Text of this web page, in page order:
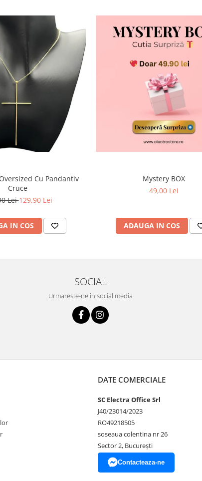
Cu Pandantiv
Cruce
Lei129,90 Lei
IN COS
Mystery BOX
49,00 Lei
ADAUGA IN COS
SOCIAL
Urmareste-ne in social media
DATE COMERCIALE
SC Electra Office Srl
J40/23014/2023
RO49218505
soseaua colentina nr 26
Sector 2, București
Contacteaza-ne